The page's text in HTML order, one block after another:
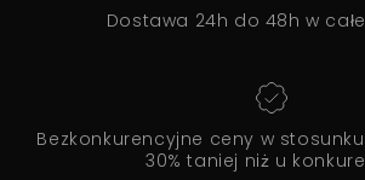
Dostawa 24h do 48h w
Bezkonkurencyjne ceny w
30% taniej niż u